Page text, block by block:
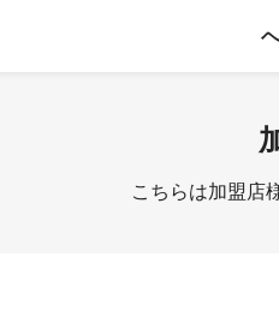
こちらは加盟店